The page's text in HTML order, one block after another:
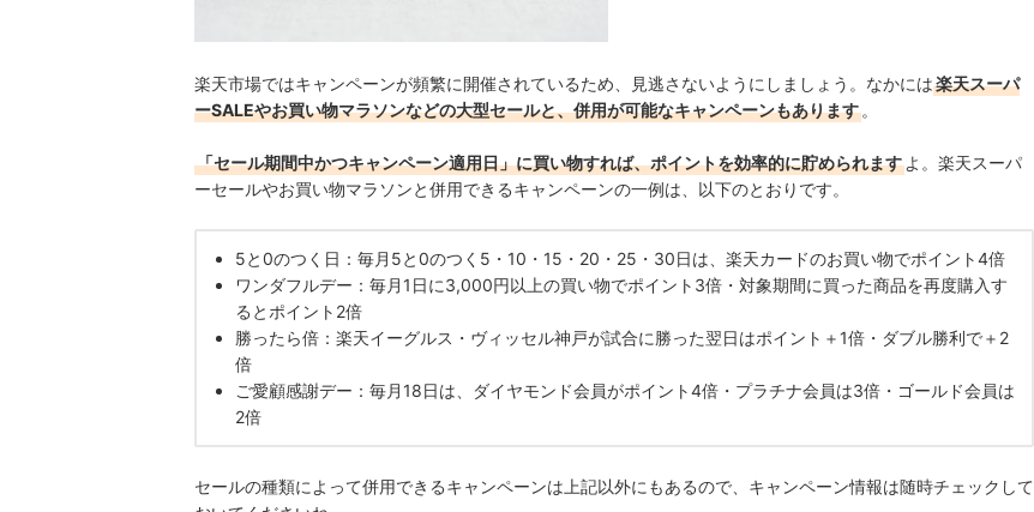
楽天市場ではキャンペーンが頻繁に開催されているため、見逃さないようにしましょう。なかには楽天スーパ
ーSALEやお買い物マラソンなどの大型セールと、併用が可能なキャンペーンもあります 。
「セール期間中かつキャンペーン適用日」に買い物すれば、ポイントを効率的に貯められます よ。楽天スーパ
ーセールやお買い物マラソンと併用できるキャンペーンの一例は、以下のとおりです。
5と0のつく日：毎月5と0のつく5・10・15・20・25・30日は、楽天カードのお買い物でポイント4倍
ワンダフルデー：毎月1日に3,000円以上の買い物でポイント3倍・対象期間に買った商品を再度購入す
るとポイント2倍
勝ったら倍：楽天イーグルス・ヴィッセル神戸が試合に勝った翌日はポイント＋1倍・ダブル勝利で＋2
倍
ご愛顧感謝デー：毎月18日は、ダイヤモンド会員がポイント4倍・プラチナ会員は3倍・ゴールド会員は
2倍
セールの種類によって併用できるキャンペーンは上記以外にもあるので、キャンペーン情報は随時チェックして